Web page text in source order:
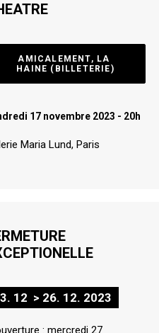
AMICALEMENT, LA
HAINE (BILLETERIE)
17 novembre 2023 - 20h
Maria Lund, Paris
12 > 26. 12. 2023
: mercredi 27